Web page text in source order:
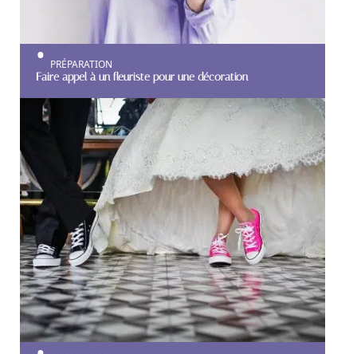
PRÉPARATION
Faire appel à un fleuriste pour une décoration